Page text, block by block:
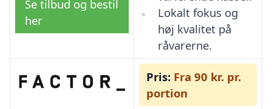
Se tilbud og bestil
her
Lokalt fokus og
høj kvalitet på
råvarerne.
Pris: Fra 90 kr. pr.
portion